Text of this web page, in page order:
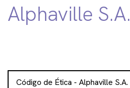
Alphaville S.A.
Código de Ética - Alphaville S.A.